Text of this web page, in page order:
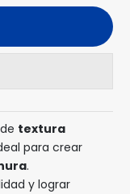
textura
para crear
.
y lograr